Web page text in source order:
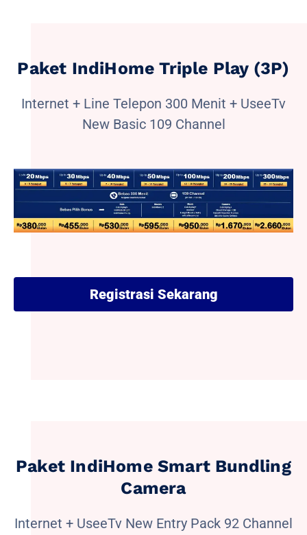
Paket IndiHome Triple Play (3P)
Internet + Line Telepon 300 Menit + UseeTv
New Basic 109 Channel
Registrasi Sekarang
Paket IndiHome Smart Bundling
Camera
Internet + UseeTv New Entry Pack 92 Channel